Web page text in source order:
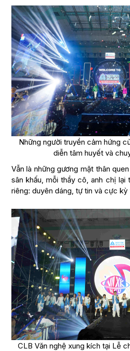
Những người truyền cảm hứng
diễn tâm huyết và
Vẫn là những gương mặt thân
sân khấu, mỗi thầy cô, anh chị
riêng: duyên dáng, tự tin và cực kỳ
CLB Văn nghệ xung kích tại Lễ